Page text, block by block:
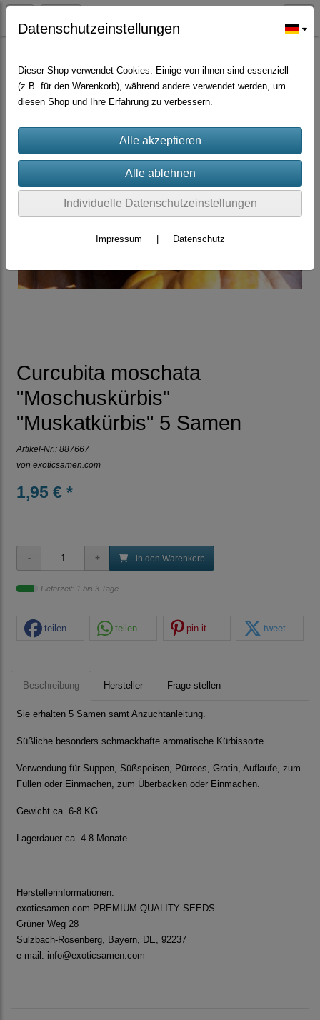
Gemüsesamen/Chilisamen
Curcubita moschata
"Moschuskürbis"
"Muskatkürbis" 5 Samen
Artikel-Nr.: 887667
von exoticsamen.com
1,95 € *
in den Warenkorb
Lieferzeit: 1 bis 3 Tage
teilen teilen pin it tweet
Beschreibung Hersteller Frage stellen
Sie erhalten 5 Samen samt Anzuchtanleitung.
Süßliche besonders schmackhafte aromatische Kürbissorte.
Verwendung für Suppen, Süßspeisen, Pürrees, Gratin, Auflaufe, zum
Füllen oder Einmachen, zum Überbacken oder Einmachen.
Gewicht ca. 6-8 KG
Lagerdauer ca. 4-8 Monate
Herstellerinformationen:
exoticsamen.com PREMIUM QUALITY SEEDS
Grüner Weg 28
Sulzbach-Rosenberg, Bayern, DE, 92237
e-mail: info@exoticsamen.com
Datenschutzeinstellungen
Dieser Shop verwendet Cookies. Einige von ihnen sind essenziell
(z.B. für den Warenkorb), während andere verwendet werden, um
diesen Shop und Ihre Erfahrung zu verbessern.
Individuelle Datenschutzeinstellungen
Impressum Datenschutz